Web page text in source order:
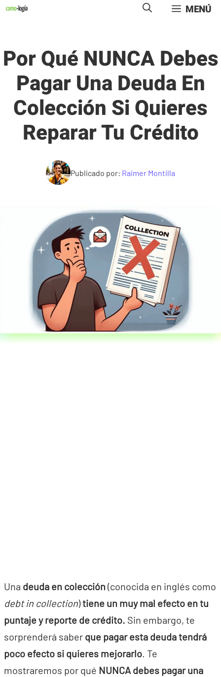
Saltar
MENÚ
Por Qué NUNCA Debes
Pagar Una Deuda En
Colección Si Quieres
Reparar Tu Crédito
Publicado por: Raimer Montilla
Una deuda en colección (conocida en inglés como
debt in collection)tiene un muy mal efecto en tu
puntaje y reporte de crédito. Sin embargo, te
sorprenderá saber que pagar esta deuda tendrá
poco efecto si quieres mejorarlo. Te
mostraremos por qué NUNCA debes pagar una